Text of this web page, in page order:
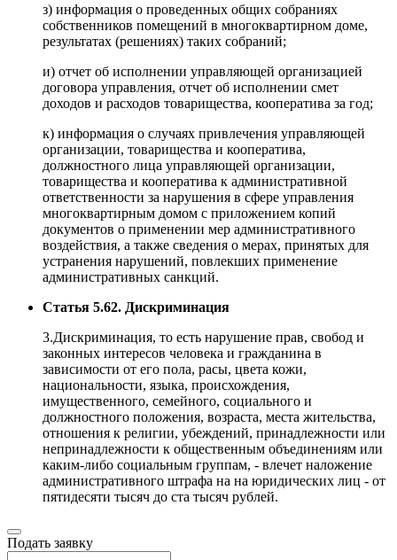
з) информация о проведенных общих собраниях
собственников помещений в многоквартирном доме,
результатах (решениях) таких собраний;
и) отчет об исполнении управляющей организацией
договора управления, отчет об исполнении смет
доходов и расходов товарищества, кооператива за год;
к) информация о случаях привлечения управляющей
организации, товарищества и кооператива,
должностного лица управляющей организации,
товарищества и кооператива к административной
ответственности за нарушения в сфере управления
многоквартирным домом с приложением копий
документов о применении мер административного
воздействия, а также сведения о мерах, принятых для
устранения нарушений, повлекших применение
административных санкций.
Статья 5.62. Дискриминация
3.Дискриминация, то есть нарушение прав, свобод и
законных интересов человека и гражданина в
зависимости от его пола, расы, цвета кожи,
национальности, языка, происхождения,
имущественного, семейного, социального и
должностного положения, возраста, места жительства,
отношения к религии, убеждений, принадлежности или
непринадлежности к общественным объединениям или
каким-либо социальным группам, - влечет наложение
административного штрафа на на юридических лиц - от
пятидесяти тысяч до ста тысяч рублей.
Подать заявку